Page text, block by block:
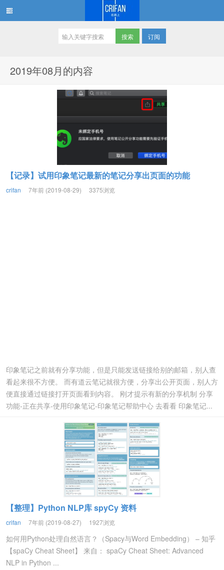
订阅
2019年08月的内容
【记录】试用印象笔记最新的笔记分享出页面的功能
crifan 7年前 (2019-08-29) 3375浏览
印象笔记之前就有分享功能，但是只能发送链接给别的邮箱，别人查
看起来很不方便。 而有道云笔记就很方便，分享出公开页面，别人方
便直接通过链接打开页面看到内容。 刚才提示有新的分享机制 分享
功能-正在共享-使用印象笔记-印象笔记帮助中心 去看看 印象笔记...
【整理】Python NLP库 spyCy 资料
crifan 7年前 (2019-08-27) 1927浏览
如何用Python处理自然语言？（Spacy与Word Embedding） – 知乎
【spaCy Cheat Sheet】 来自： spaCy Cheat Sheet: Advanced
NLP in Python ...